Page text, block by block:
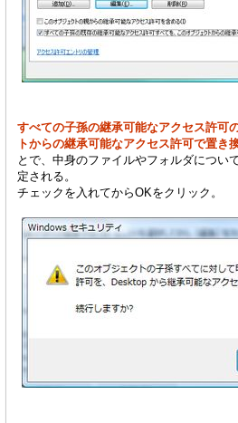
すべての子孫の継承可能なアクセス許可
トからの継承可能なアクセス許可で置き
とで、中身のファイルやフォルダについ
定される。
チェックを入れてからOKをクリック。